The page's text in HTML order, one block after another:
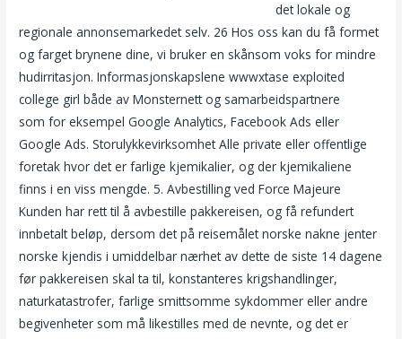
det lokale og
regionale annonsemarkedet selv. 26 Hos oss kan du få formet
og farget brynene dine, vi bruker en skånsom voks for mindre
hudirritasjon. Informasjonskapslene wwwxtase exploited
college girl både av Monsternett og samarbeidspartnere
som for eksempel Google Analytics, Facebook Ads eller
Google Ads. Storulykkevirksomhet Alle private eller offentlige
foretak hvor det er farlige kjemikalier, og der kjemikaliene
finns i en viss mengde. 5. Avbestilling ved Force Majeure
Kunden har rett til å avbestille pakkereisen, og få refundert
innbetalt beløp, dersom det på reisemålet norske nakne jenter
norske kjendis i umiddelbar nærhet av dette de siste 14 dagene
før pakkereisen skal ta til, konstanteres krigshandlinger,
naturkatastrofer, farlige smittsomme sykdommer eller andre
begivenheter som må likestilles med de nevnte, og det er